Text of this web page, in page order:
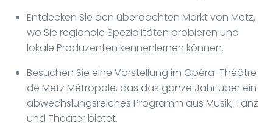
Entdecken Sie den überdachten Markt von Metz,
wo Sie regionale Spezialitäten probieren und
lokale Produzenten kennenlernen können.
Besuchen Sie eine Vorstellung im Opéra-Théâtre
de Metz Métropole, das das ganze Jahr über ein
abwechslungsreiches Programm aus Musik, Tanz
und Theater bietet.